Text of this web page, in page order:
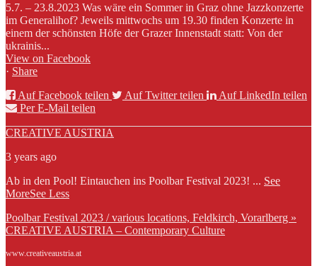
5.7. – 23.8.2023 Was wäre ein Sommer in Graz ohne Jazzkonzerte
im Generalihof? Jeweils mittwochs um 19.30 finden Konzerte in
einem der schönsten Höfe der Grazer Innenstadt statt: Von der
ukrainis...
View on Facebook
· Share
Auf Facebook teilen
Auf Twitter teilen
Auf LinkedIn teilen
Per E-Mail teilen
CREATIVE AUSTRIA
3 years ago
Ab in den Pool! Eintauchen ins Poolbar Festival 2023! ... See
MoreSee Less
Poolbar Festival 2023 / various locations, Feldkirch, Vorarlberg »
CREATIVE AUSTRIA – Contemporary Culture
www.creativeaustria.at